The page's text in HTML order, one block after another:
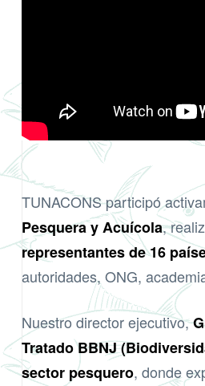
TUNACONS participó
Pesquera y Acuícola,
representantes de 16
autoridades, ONG,
Nuestro director ejecutivo,
Tratado BBNJ
sector pesquero, donde